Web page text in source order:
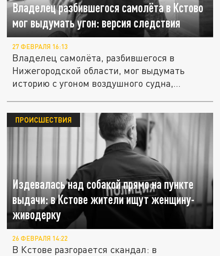
Владелец разбившегося самолёта в Кстово
мог выдумать угон: версия следствия
27 ФЕВРАЛЯ 16:13
Владелец самолёта, разбившегося в
Нижегородской области, мог выдумать
историю с угоном воздушного судна,
Издевалась над собакой прямо на пункте
выдачи: в Кстове жители ищут женщину-
живодерку
ПРОИСШЕСТВИЯ
26 ФЕВРАЛЯ 14:22
В Кстове разгорается скандал: в